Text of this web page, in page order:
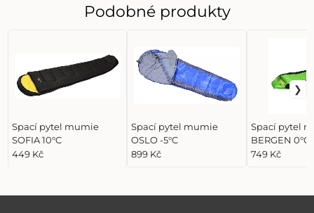
Podobné produkty
Spací pytel mumie
SOFIA 10°C
449 Kč
Spací pytel mumie
OSLO -5°C
899 Kč
Spací pytel
BERGEN 0°C
749 Kč